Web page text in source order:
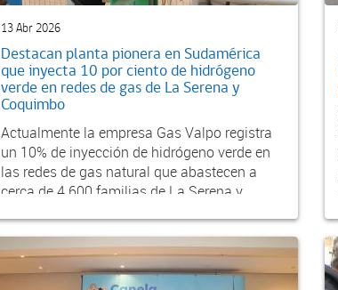
13 Abr 2026
Destacan planta pionera en Sudamérica
que inyecta 10 por ciento de hidrógeno
verde en redes de gas de La Serena y
Coquimbo
Actualmente la empresa Gas Valpo registra
un 10% de inyección de hidrógeno verde en
las redes de gas natural que abastecen a
cerca de 4.600 familias de La Serena y